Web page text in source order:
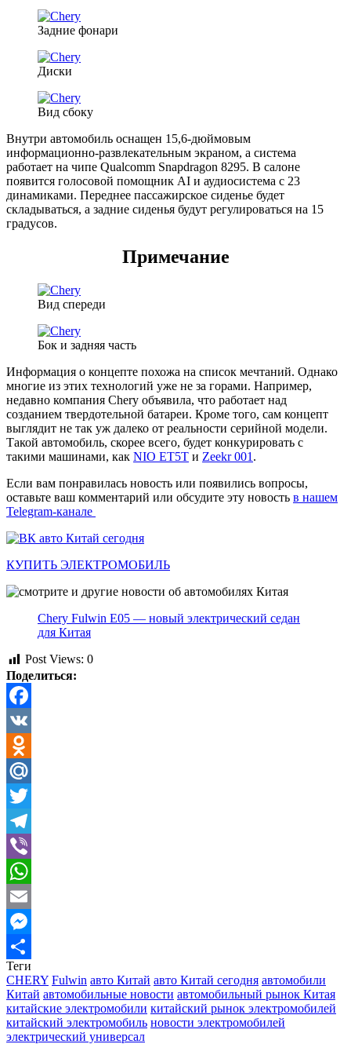
Задние фонари
Диски
Вид сбоку
Внутри автомобиль оснащен 15,6-дюймовым
информационно-развлекательным экраном, а система
работает на чипе Qualcomm Snapdragon 8295. В салоне
появится голосовой помощник AI и аудиосистема с 23
динамиками. Переднее пассажирское сиденье будет
складываться, а задние сиденья будут регулироваться на 15
градусов.
Примечание
Вид спереди
Бок и задняя часть
Информация о концепте похожа на список мечтаний. Однако
многие из этих технологий уже не за горами. Например,
недавно компания Chery объявила, что работает над
созданием твердотельной батареи. Кроме того, сам концепт
выглядит не так уж далеко от реальности серийной модели.
Такой автомобиль, скорее всего, будет конкурировать с
такими машинами, как NIO ET5T и Zeekr 001 .
Если вам понравилась новость или появились вопросы,
оставьте ваш комментарий или обсудите эту новость в нашем
Telegram-канале
КУПИТЬ ЭЛЕКТРОМОБИЛЬ
Chery Fulwin E05 — новый электрический седан
для Китая
Post Views: 0
Поделиться:
Facebook
VK
Odnoklassniki
Mail.Ru
Twitter
Telegram
Viber
WhatsApp
Email
Messenger
Отправить
Теги
CHERY Fulwin авто Китай авто Китай сегодня автомобили
Китай автомобильные новости автомобильный рынок Китая
китайские электромобили китайский рынок электромобилей
китайский электромобиль новости электромобилей
электрический универсал